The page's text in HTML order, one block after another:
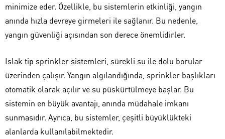
minimize eder. Özellikle, bu sistemlerin etkinliği, yangın
anında hızla devreye girmeleri ile sağlanır. Bu nedenle,
yangın güvenliği açısından son derece önemlidirler.
Islak tip sprinkler sistemleri, sürekli su ile dolu borular
üzerinden çalışır. Yangın algılandığında, sprinkler başlıkları
otomatik olarak açılır ve su püskürtülmeye başlar. Bu
sistemin en büyük avantajı, anında müdahale imkanı
sunmasıdır. Ayrıca, bu sistemler, çeşitli büyüklükteki
alanlarda kullanılabilmektedir.